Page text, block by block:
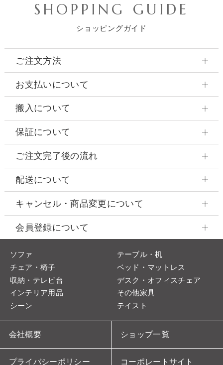
SHOPPING GUIDE
ショッピングガイド
ご注文方法
お支払いについて
搬入について
保証について
ご注文完了後の流れ
配送について
キャンセル・商品変更について
会員登録について
会社概要 ショップ一覧
プライバシーポリシー コーポレートサイト
ソファ
テーブル・机
チェア・椅子
ベッド・マットレス
収納・テレビ台
デスク・オフィスチェア
インテリア用品
その他家具
シーン
テイスト